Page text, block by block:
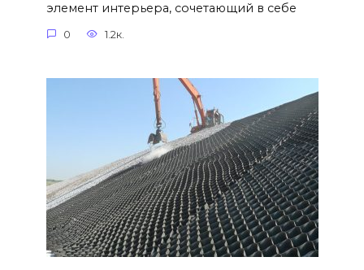
элемент интерьера, сочетающий в себе
0 1.2к.